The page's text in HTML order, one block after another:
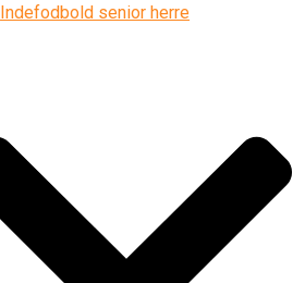
Indefodbold senior herre